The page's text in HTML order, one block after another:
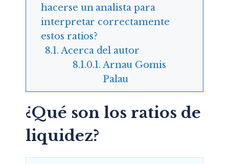
hacerse un analista para
interpretar correctamente
estos ratios?
Acerca del autor
Arnau Gomis
Palau
¿Qué son los ratios de
liquidez?